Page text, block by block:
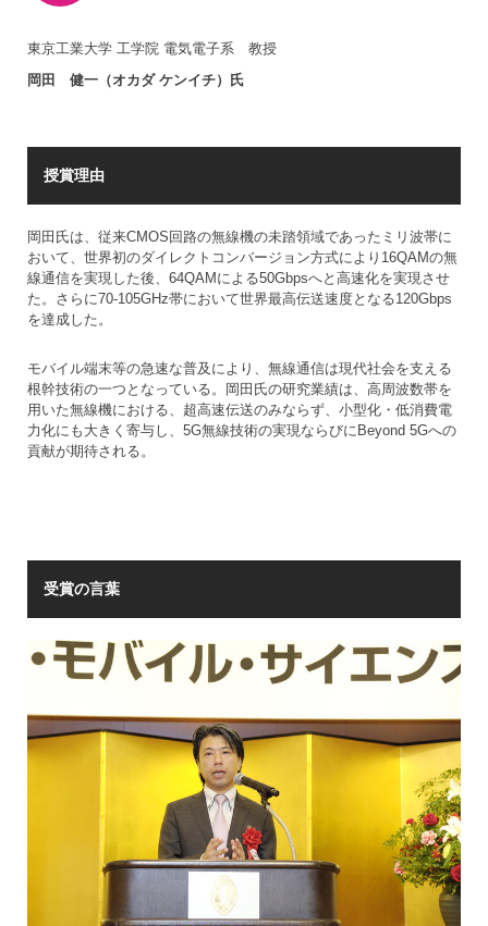
門
受
事
東京工業大学 工学院 電気電子系 教授
岡田 健一（オカダ ケンイチ）氏
授賞理由
岡田氏は、従来CMOS回路の無線機の未踏領域であったミリ波帯に
おいて、世界初のダイレクトコンバージョン方式により16QAMの無
線通信を実現した後、64QAMによる50Gbpsへと高速化を実現させ
た。さらに70-105GHz帯において世界最高伝送速度となる120Gbps
を達成した。
モバイル端末等の急速な普及により、無線通信は現代社会を支える
根幹技術の一つとなっている。岡田氏の研究業績は、高周波数帯を
用いた無線機における、超高速伝送のみならず、小型化・低消費電
力化にも大きく寄与し、5G無線技術の実現ならびにBeyond 5Gへの
貢献が期待される。
受賞の言葉